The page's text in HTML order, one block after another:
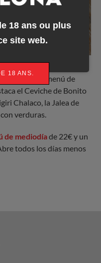
un nuevo menú de
el Ceviche de Bonito
Chalaco, la Jalea de
verduras.
de mediodíade 22€ y un
todos los días menos
18 ans ou plus
site web.
18 ANS.